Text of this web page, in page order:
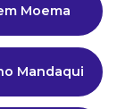
Moema
Mandaqui